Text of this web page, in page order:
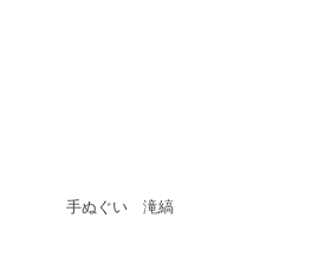
手ぬぐい 滝縞